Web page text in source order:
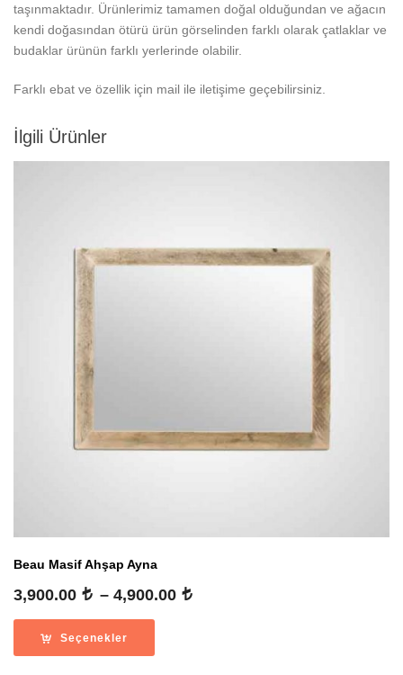
taşınmaktadır. Ürünlerimiz tamamen doğal olduğundan ve ağacın
kendi doğasından ötürü ürün görselinden farklı olarak çatlaklar ve
budaklar ürünün farklı yerlerinde olabilir.
Farklı ebat ve özellik için mail ile iletişime geçebilirsiniz.
İlgili Ürünler
Beau Masif Ahşap Ayna
3,900.00 – 4,900.00
Seçenekler